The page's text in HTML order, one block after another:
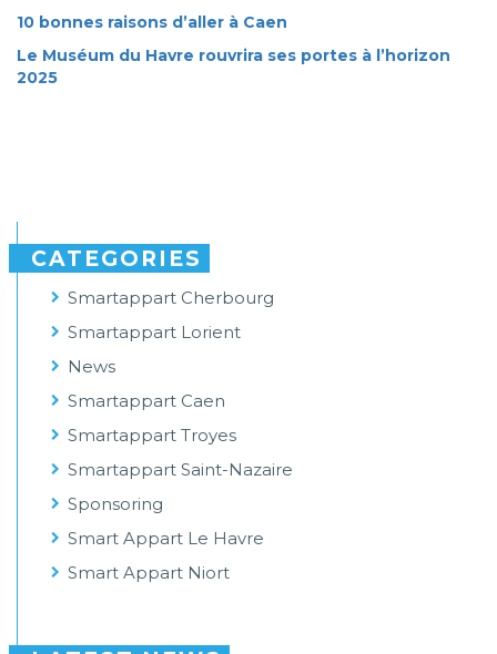
10 bonnes raisons d’aller à Caen
Le Muséum du Havre rouvrira ses portes à l’horizon
2025
CATEGORIES
Smartappart Cherbourg
Smartappart Lorient
News
Smartappart Caen
Smartappart Troyes
Smartappart Saint-Nazaire
Sponsoring
Smart Appart Le Havre
Smart Appart Niort